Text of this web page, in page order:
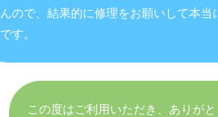
んので、結果的に修理をお願いして本当
です。
この度はご利用いただき、ありが